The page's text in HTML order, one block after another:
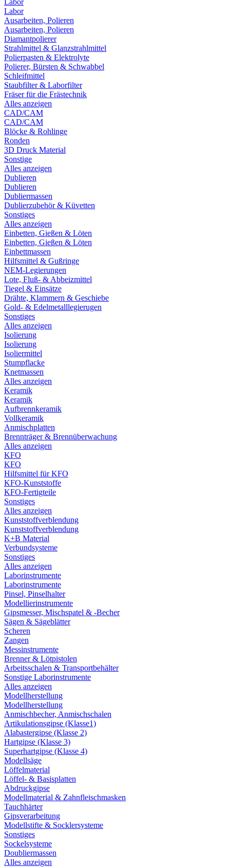
Labor
Labor
Ausarbeiten, Polieren
Ausarbeiten, Polieren
Diamantpolierer
Strahlmittel & Glanzstrahlmittel
Polierpasten & Elektrolyte
Polierer, Bürsten & Schwabbel
Schleifmittel
Staubfilter & Laborfilter
Fräser für die Frästechnik
Alles anzeigen
CAD/CAM
CAD/CAM
Blöcke & Rohlinge
Ronden
3D Druck Material
Sonstige
Alles anzeigen
Dublieren
Dublieren
Dubliermassen
Dublierzubehör & Küvetten
Sonstiges
Alles anzeigen
Einbetten, Gießen & Löten
Einbetten, Gießen & Löten
Einbettmassen
Hilfsmittel & Gußringe
NEM-Legierungen
Lote, Fluß- & Abbeizmittel
Tiegel & Einsätze
Drähte, Klammern & Geschiebe
Gold- & Edelmetalllegierugen
Sonstiges
Alles anzeigen
Isolierung
Isolierung
Isoliermittel
Stumpflacke
Knetmassen
Alles anzeigen
Keramik
Keramik
Aufbrennkeramik
Vollkeramik
Anmischplatten
Brennträger & Brennüberwachung
Alles anzeigen
KFO
KFO
Hilfsmittel für KFO
KFO-Kunststoffe
KFO-Fertigteile
Sonstiges
Alles anzeigen
Kunststoffverblendung
Kunststoffverblendung
K+B Material
Verbundsysteme
Sonstiges
Alles anzeigen
Laborinstrumente
Laborinstrumente
Pinsel, Pinselhalter
Modellierinstrumente
Gipsmesser, Mischspatel & -Becher
Sägen & Sägeblätter
Scheren
Zangen
Messinstrumente
Brenner & Lötpistolen
Arbeitsschalen & Transportbehälter
Sonstige Laborinstrumente
Alles anzeigen
Modellherstellung
Modellherstellung
Anmischbecher, Anmischschalen
Artikulationsgipse (Klasse1)
Alabastergipse (Klasse 2)
Hartgipse (Klasse 3)
Superhartgipse (Klasse 4)
Modellsäge
Löffelmaterial
Löffel- & Basisplatten
Abdruckgipse
Modellmaterial & Zahnfleischmasken
Tauchhärter
Gipsverarbeitung
Modellstifte & Socklersysteme
Sonstiges
Sockelsysteme
Doubliermassen
Alles anzeigen